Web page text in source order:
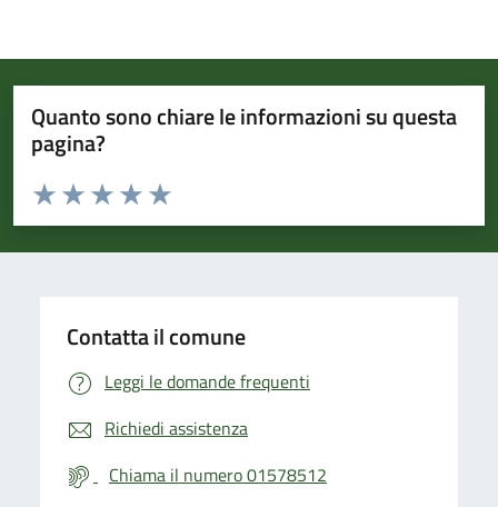
Quanto sono chiare le informazioni su questa
pagina?
Valuta da 1 a 5 stelle la pagina
Valuta 5 stelle su 5
Valuta 4 stelle su 5
Valuta 3 stelle su 5
Valuta 2 stelle su 5
Valuta 1 stelle su 5
Contatta il comune
Leggi le domande frequenti
Richiedi assistenza
Chiama il numero 01578512